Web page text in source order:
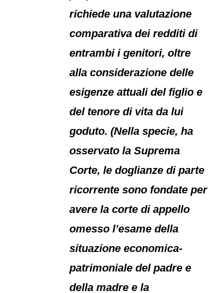
richiede una valutazione
comparativa dei redditi di
entrambi i genitori, oltre
alla considerazione delle
esigenze attuali del figlio e
del tenore di vita da lui
goduto. (Nella specie, ha
osservato la Suprema
Corte, le doglianze di parte
ricorrente sono fondate per
avere la corte di appello
omesso l’esame della
situazione economica-
patrimoniale del padre e
della madre e la